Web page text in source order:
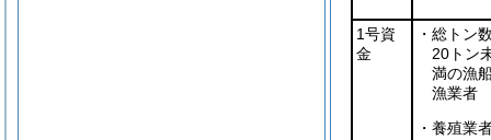
1号資
金
・総トン
20トン
満の漁
漁業者
・養殖業